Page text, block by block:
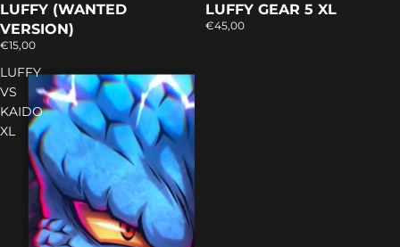
LUFFY (WANTED
VERSION)
€15,00
LUFFY GEAR 5 XL
€45,00
LUFFY
VS
KAIDO
XL